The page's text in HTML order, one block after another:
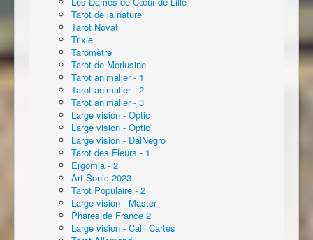
Tarot de la nature
Tarot Novat
Trixie
Taromètre
Tarot de Merlusine
Tarot animalier - 1
Tarot animalier - 2
Tarot animalier - 3
Large vision - Optic
Large vision - Optic
Large vision - DalNegro
Tarot des Fleurs - 1
Ergomia - 2
Art Sonic 2023
Tarot Populaire - 2
Large vision - Master
Phares de France 2
Large vision - Calli Cartes